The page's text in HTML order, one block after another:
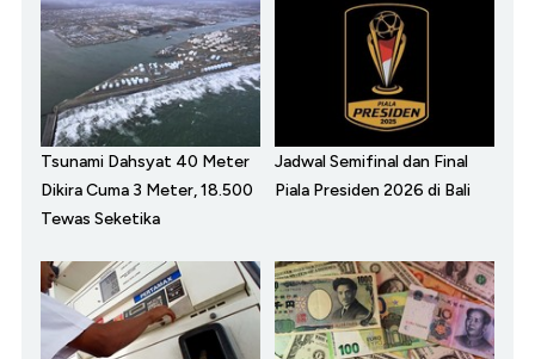
Tsunami Dahsyat 40 Meter
Dikira Cuma 3 Meter, 18.500
Tewas Seketika
Jadwal Semifinal dan Final
Piala Presiden 2026 di Bali